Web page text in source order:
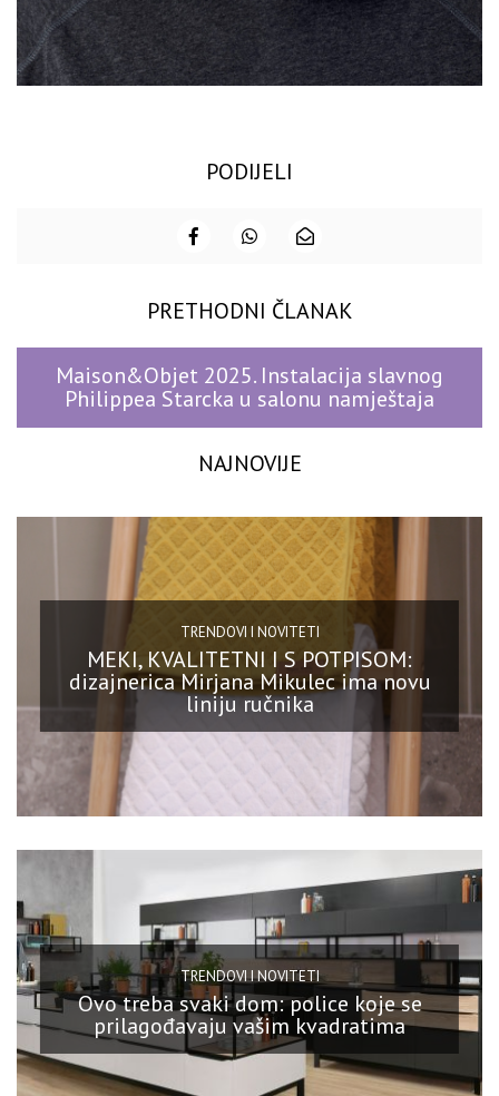
PODIJELI
PRETHODNI ČLANAK
Maison&Objet 2025. Instalacija slavnog
Philippea Starcka u salonu namještaja
NAJNOVIJE
TRENDOVI I NOVITETI
MEKI, KVALITETNI I S POTPISOM:
dizajnerica Mirjana Mikulec ima novu
liniju ručnika
TRENDOVI I NOVITETI
Ovo treba svaki dom: police koje se
prilagođavaju vašim kvadratima